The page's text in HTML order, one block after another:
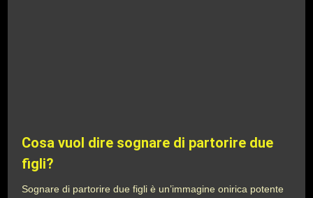
Cosa vuol dire sognare di partorire due
figli?
Sognare di partorire due figli è un’immagine onirica potente